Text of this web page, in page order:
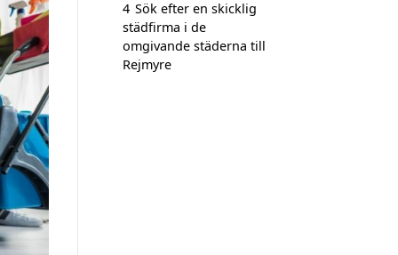
4 Sök efter en skicklig
städfirma i de
omgivande städerna till
Rejmyre